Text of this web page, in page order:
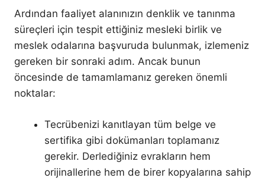
Ardından faaliyet alanınızın denklik ve tanınma
süreçleri için tespit ettiğiniz mesleki birlik ve
meslek odalarına başvuruda bulunmak, izlemeniz
gereken bir sonraki adım. Ancak bunun
öncesinde de tamamlamanız gereken önemli
noktalar:
Tecrübenizi kanıtlayan tüm belge ve
sertifika gibi dokümanları toplamanız
gerekir. Derlediğiniz evrakların hem
orijinallerine hem de birer kopyalarına sahip